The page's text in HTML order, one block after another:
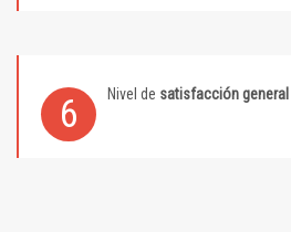
6 Nivel de satisfacción general